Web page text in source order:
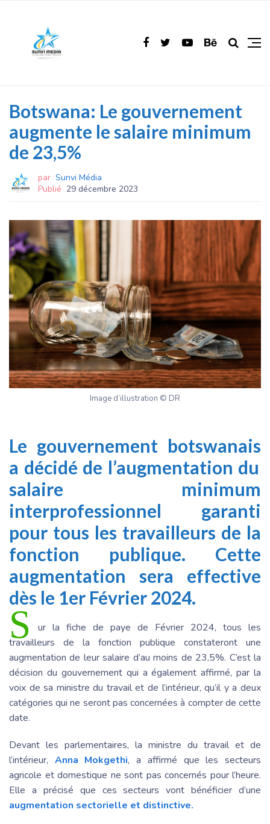
Botswana: Le gouvernement
augmente le salaire minimum
de 23,5%
par Sunvi Média
Publié 29 décembre 2023
Image d’illustration © DR
Le gouvernement botswanais
a décidé de l’augmentation du
salaire minimum
interprofessionnel garanti
pour tous les travailleurs de la
fonction publique. Cette
augmentation sera effective
dès le 1er Février 2024.
S
ur la fiche de paye de Février 2024, tous les
travailleurs de la fonction publique constateront une
augmentation de leur salaire d’au moins de 23,5%. C’est la
décision du gouvernement qui a également affirmé, par la
voix de sa ministre du travail et de l’intérieur, qu’il y a deux
catégories qui ne seront pas concernées à compter de cette
date.
Devant les parlementaires, la ministre du travail et de
l’intérieur, Anna Mokgethi, a affirmé que les secteurs
agricole et domestique ne sont pas concernés pour l’heure.
Elle a précisé que ces secteurs vont bénéficier d’une
augmentation sectorielle et distinctive.